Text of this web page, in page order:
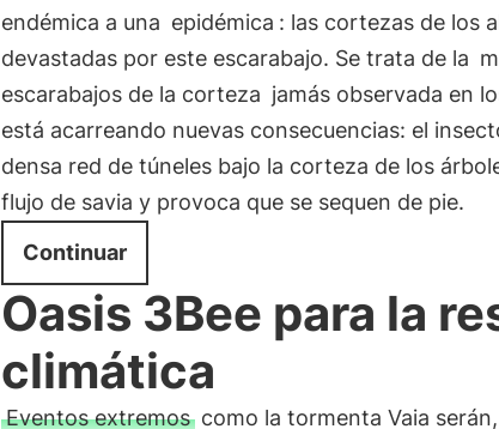
endémica a una epidémica : las cortezas de los
devastadas por este escarabajo. Se trata de la
escarabajos de la corteza jamás observada en
está acarreando nuevas consecuencias: el
densa red de túneles bajo la corteza de los
flujo de savia y provoca que se sequen de pie.
Continuar
Oasis 3Bee para la
climática
Eventos extremoscomo la tormenta Vaia